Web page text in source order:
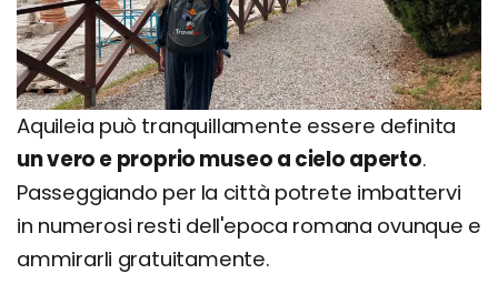
Aquileia può tranquillamente essere definita
un vero e proprio museo a cielo aperto.
Passeggiando per la città potrete imbattervi
in numerosi resti dell'epoca romana ovunque e
ammirarli gratuitamente.